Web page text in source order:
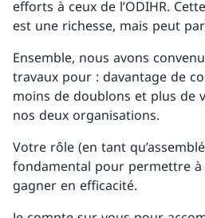
efforts à ceux de l’ODIHR.
est une richesse, mais peut
Ensemble, nous avons
travaux pour : davantage de
moins de doublons et plus de
nos deux organisations.
Votre rôle (en tant
fondamental pour permettre
gagner en efficacité.